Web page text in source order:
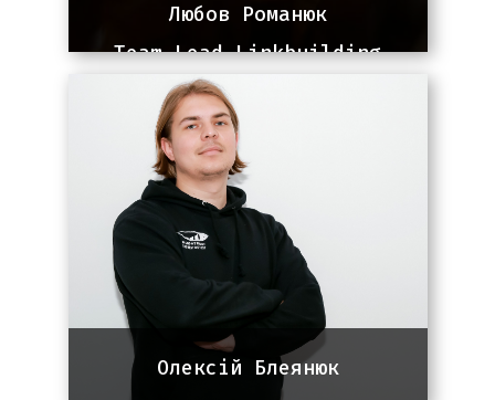
Любов Романюк
Team Lead Linkbuilding
4+ роки досвіду у сфері
лінкбілдингу. Працювала з
проєктами США, Канади, Європи та
України. Стратег у розвитку
лінкпрофілю, керівництві командою
та побудові ефективних процесів.
Олексій Блеянюк